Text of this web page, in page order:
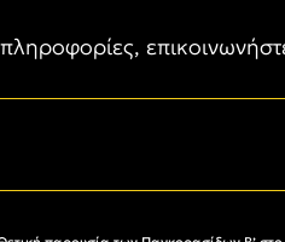
πληροφορίες,